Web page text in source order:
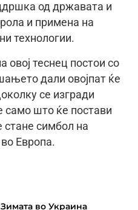
од државата и
и примена на
технологии.
овој теснец постои со
дали овојпат ќе
се изгради
само што ќе постави
стане симбол на
Европа.
во Украина